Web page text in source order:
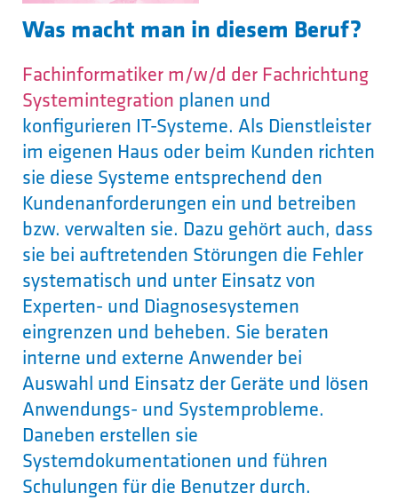
Was macht man in diesem Beruf?
Fachinformatiker m/w/d der Fachrichtung
Systemintegration planen und
konfigurieren IT-Systeme. Als Dienstleister
im eigenen Haus oder beim Kunden richten
sie diese Systeme entsprechend den
Kundenanforderungen ein und betreiben
bzw. verwalten sie. Dazu gehört auch, dass
sie bei auftretenden Störungen die Fehler
systematisch und unter Einsatz von
Experten- und Diagnosesystemen
eingrenzen und beheben. Sie beraten
interne und externe Anwender bei
Auswahl und Einsatz der Geräte und lösen
Anwendungs- und Systemprobleme.
Daneben erstellen sie
Systemdokumentationen und führen
Schulungen für die Benutzer durch.